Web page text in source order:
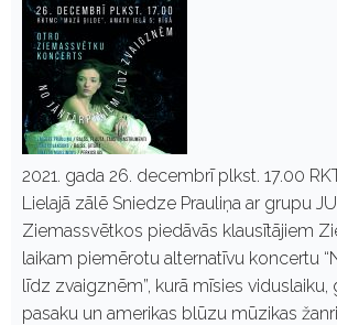
2021. gada 26. decembrī plkst. 17.00
Lielajā zālē Sniedze Prauliņa ar grupu
Ziemassvētkos piedāvās klausītājiem
laikam piemērotu alternatīvu koncertu
līdz zvaigznēm”, kurā mīsies viduslaiku,
pasaku un amerikas blūzu mūzikas